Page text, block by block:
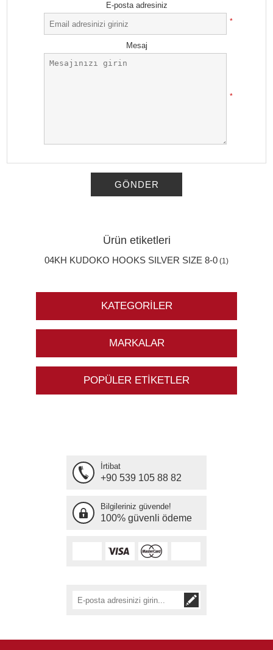
E-posta adresiniz
*
Mesaj
*
GÖNDER
Ürün etiketleri
04KH KUDOKO HOOKS SILVER SIZE 8-0 (1)
KATEGORILER
MARKALAR
POPÜLER ETIKETLER
İrtibat
+90 539 105 88 82
Bilgileriniz güvende!
100% güvenli ödeme